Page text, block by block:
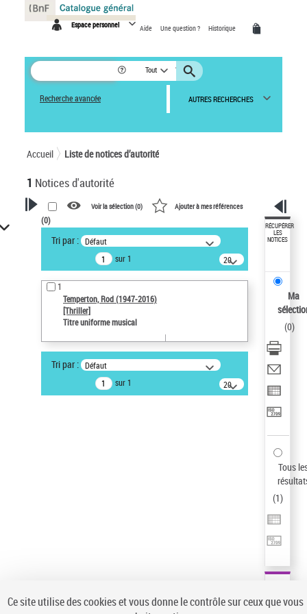
Espace personnel Aide Une question ? Historique
Tout
Recherche avancée AUTRES RECHERCHES
Accueil Liste de notices d’autorité
1 Notices d'autorité
VOTRE RECHERCHE
Recherche avancée dans les
notices d’autorité
Œuvres liées à l'auteur :
Temperton, Rod (1947-2016)
Type de notice d'autorité
Type de notice d'autorité
Voir la sélection (0) Ajouter à mes références
(0)
Tri par : Défaut
sur 1
20
résultats/page
1
Temperton, Rod (1947-2016)
[Thriller]
Titre uniforme musical
Tri par : Défaut
sur 1
20
résultats/page
RÉCUPÉRER
LES
NOTICES
Ma
(0)
Tous
(1)
Panneau de gestion des cookies
Ce site utilise des cookies et vous donne le contrôle sur ceux que vous